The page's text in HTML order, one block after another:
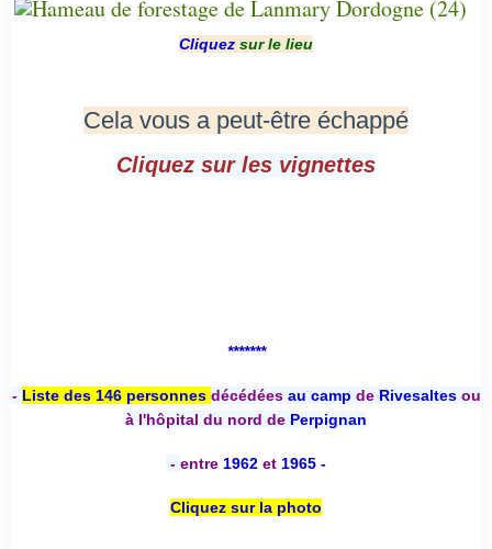
Cliquez sur le lieu
Cela vous a peut-être échappé
Cliquez sur les vignettes
*******
- Liste des 146 personnes décédées au camp deRivesaltesou
à l'hôpital du nord de Perpignan
- entre 1962 et 1965 -
Cliquez sur la photo